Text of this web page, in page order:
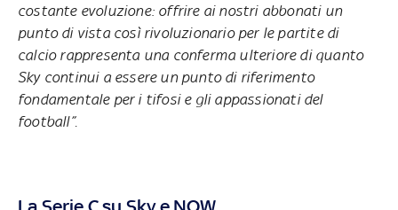
costante evoluzione: offrire ai nostri abbonati un
punto di vista così rivoluzionario per le partite di
calcio rappresenta una conferma ulteriore di quanto
Sky continui a essere un punto di riferimento
fondamentale per i tifosi e gli appassionati del
football”.